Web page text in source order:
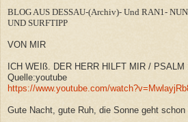
BLOG AUS DESSAU-(Archiv)- Und RAN1-
UND SURFTIPP
VON MIR
ICH WEIß. DER HERR HILFT MIR / PSALM
Quelle:youtube
https://www.youtube.com/
Gute Nacht, gute Ruh, die Sonne geht